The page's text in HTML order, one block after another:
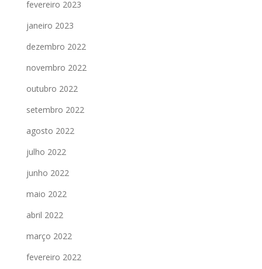
fevereiro 2023
janeiro 2023
dezembro 2022
novembro 2022
outubro 2022
setembro 2022
agosto 2022
julho 2022
junho 2022
maio 2022
abril 2022
março 2022
fevereiro 2022